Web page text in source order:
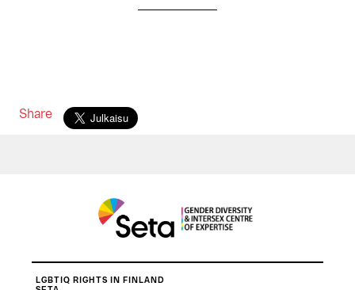
Share
LGBTIQ RIGHTS IN FINLAND